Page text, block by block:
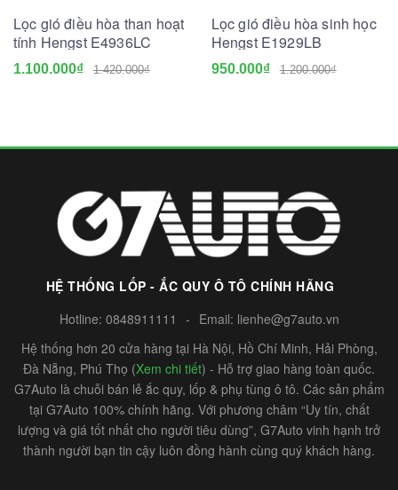
Lọc gió điều hòa than hoạt
tính Hengst E4936LC
1.100.000₫ 1.420.000₫
Lọc gió điều hòa sinh học
Hengst E1929LB
950.000₫ 1.200.000₫
HỆ THỐNG LỐP - ẮC QUY Ô TÔ CHÍNH HÃNG
Hotline: 0848911111 - Email: lienhe@g7auto.vn
Hệ thống hơn 20 cửa hàng tại Hà Nội, Hồ Chí Minh, Hải Phòng,
Đà Nẵng, Phú Thọ (Xem chi tiết) - Hỗ trợ giao hàng toàn quốc.
G7Auto là chuỗi bán lẻ ắc quy, lốp & phụ tùng ô tô. Các sản phẩm
tại G7Auto 100% chính hãng. Với phương châm “Uy tín, chất
lượng và giá tốt nhất cho người tiêu dùng”, G7Auto vinh hạnh trở
thành người bạn tin cậy luôn đồng hành cùng quý khách hàng.